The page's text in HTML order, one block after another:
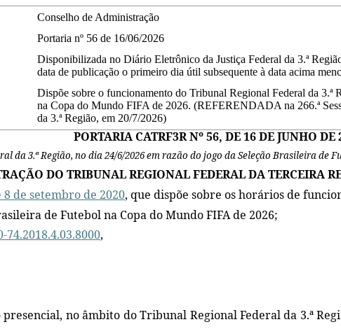
Conselho de Administração
Portaria nº 56 de 16/06/2026
Disponibilizada no Diário Eletrônico da Justiça Federal da 3.ª
data de publicação o primeiro dia útil subsequente à data acima
Dispõe sobre o funcionamento do Tribunal Regional Federal da
na Copa do Mundo FIFA de 2026. (REFERENDADA na 266.ª
da 3.ª Região, em 20/7/2026)
PORTARIA CATRF3R Nº 56, DE 16 DE JUNHO DE
da 3.ª Região, no dia 24/6/2026 em razão do jogo da Seleção Brasileira de
DO TRIBUNAL REGIONAL FEDERAL DA TERCEIRA
8 de setembro de 2020, que dispõe sobre os horários de
de Futebol na Copa do Mundo FIFA de 2026;
74.2018.4.03.8000,
no âmbito do Tribunal Regional Federal da 3.ª